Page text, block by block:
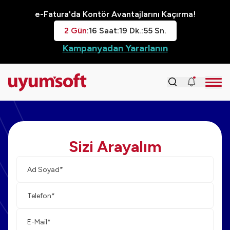
e-Fatura'da Kontör Avantajlarını Kaçırma!
2Gün:16Saat:19Dk.:54 Sn.
Kampanyadan Yararlanın
Sizi Arayalım